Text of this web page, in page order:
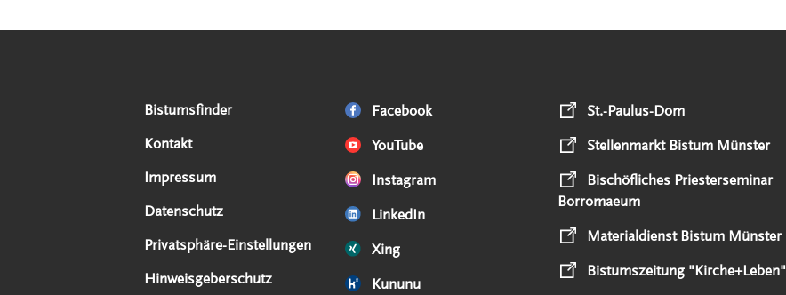
Serviceangebote
Bistumsfinder
Kontakt
Impressum
Datenschutz
Privatsphäre-Einstellungen
Hinweisgeberschutz
Social Media Angebote Facebook
YouTube
Instagram
LinkedIn
Xing
Kununu
Externe Links St.-Paulus-Dom
Stellenmarkt Bistum Münster
Bischöfliches Priesterseminar
Borromaeum
Materialdienst Bistum Münster
Bistumszeitung "Kirche+Leben"